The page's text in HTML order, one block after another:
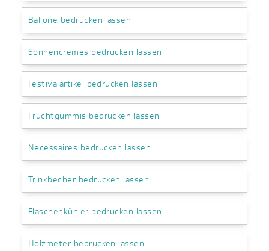
Ballone bedrucken lassen
Sonnencremes bedrucken lassen
Festivalartikel bedrucken lassen
Fruchtgummis bedrucken lassen
Necessaires bedrucken lassen
Trinkbecher bedrucken lassen
Flaschenkühler bedrucken lassen
Holzmeter bedrucken lassen